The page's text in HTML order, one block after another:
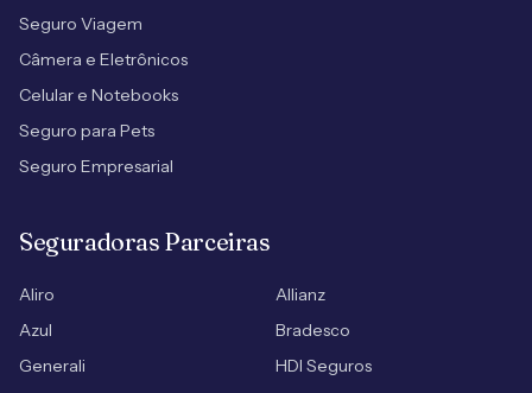
Seguro Viagem
Câmera e Eletrônicos
Celular e Notebooks
Seguro para Pets
Seguro Empresarial
Seguradoras Parceiras
Aliro
Allianz
Azul
Bradesco
Generali
HDI Seguros